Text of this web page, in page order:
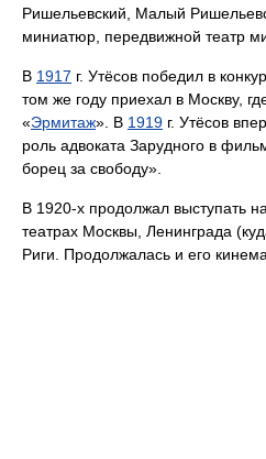
Ришельевский, Малый
миниатюр, передвижной театр
В 1917 г. Утёсов победил в
том же году приехал в Москву,
«Эрмитаж». В 1919 г. Утёсов
роль адвоката Зарудного в
борец за свободу».
В 1920-х продолжал выступать
театрах Москвы, Ленинграда
Риги. Продолжалась и его